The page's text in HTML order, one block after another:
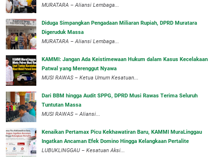
‎MURATARA – Aliansi Lembaga...
Diduga Simpangkan Pengadaan Miliaran Rupiah, DPRD Muratara
Digeruduk Massa
‎MURATARA – Aliansi Lembaga...
‎KAMMI: Jangan Ada Keistimewaan Hukum dalam Kasus Kecelakaan
Patwal yang Merenggut Nyawa
‎MUSI RAWAS – Ketua Umum Kesatuan...
Dari BBM hingga Audit SPPG, DPRD Musi Rawas Terima Seluruh
Tuntutan Massa
MUSI RAWAS – Aliansi...
‎Kenaikan Pertamax Picu Kekhawatiran Baru, KAMMI MuraLinggau
Ingatkan Ancaman Efek Domino Hingga Kelangkaan Pertalite
‎LUBUKLINGGAU – Kesatuan Aksi...